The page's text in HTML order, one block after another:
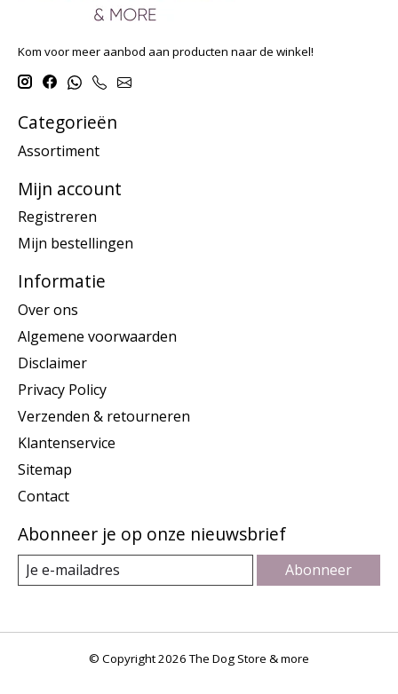
Kom voor meer aanbod aan producten naar de winkel!
Categorieën
Assortiment
Mijn account
Registreren
Mijn bestellingen
Informatie
Over ons
Algemene voorwaarden
Disclaimer
Privacy Policy
Verzenden & retourneren
Klantenservice
Sitemap
Contact
Abonneer je op onze nieuwsbrief
Abonneer
© Copyright 2026 The Dog Store & more